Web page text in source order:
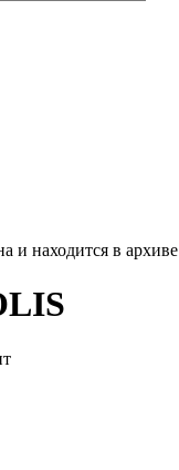
и находится в архиве